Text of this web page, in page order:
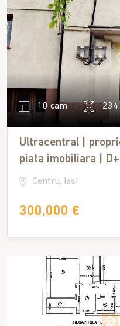
10 cam 234
Ultracentral |
piata imobiliara |
Centru, Iasi
300,000 €